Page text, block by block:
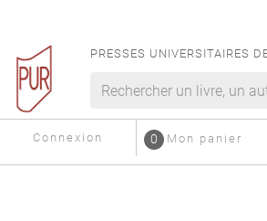
PRESSES UNIVERSITAIRES
Connexion Mon panier
0